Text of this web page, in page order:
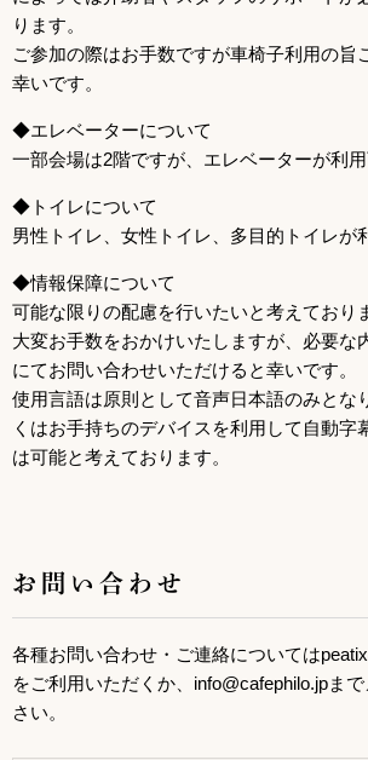
ります。
ご参加の際はお手数ですが車椅子利用の旨
幸いです。
◆エレベーターについて
一部会場は2階ですが、エレベーターが利用
◆トイレについて
男性トイレ、女性トイレ、多目的トイレが
◆情報保障について
可能な限りの配慮を行いたいと考えており
大変お手数をおかけいたしますが、必要な
にてお問い合わせいただけると幸いです。
使用言語は原則として音声日本語のみとな
くはお手持ちのデバイスを利用して自動字
は可能と考えております。
お問い合わせ
各種お問い合わせ・ご連絡については
をご利用いただくか、info@cafephilo.jpま
さい。